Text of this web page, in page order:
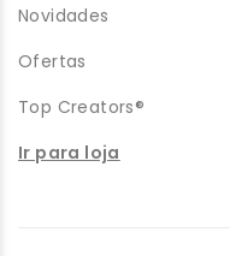
Novidades
Ofertas
Top Creators®
Ir para loja